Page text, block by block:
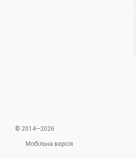
© 2014—2026
Мобільна версія